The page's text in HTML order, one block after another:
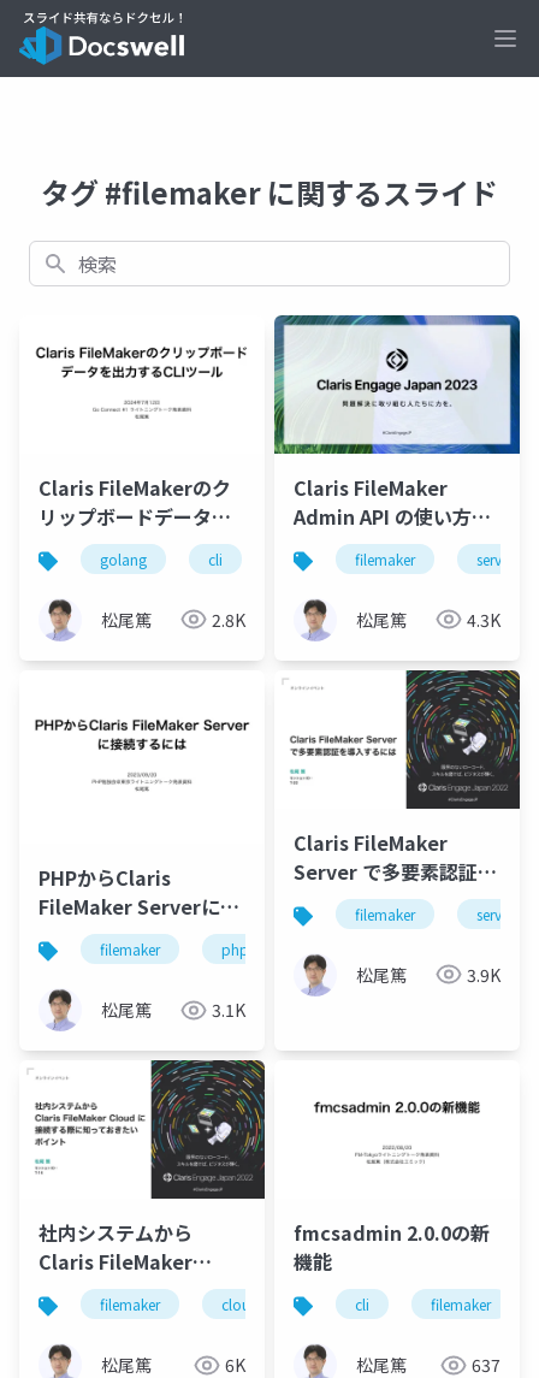
タグ #filemaker に関するスライド
検索
Claris FileMakerのク
リップボードデータを
出力するCLIツール
golang cli filemaker clipboard
松尾篤 2.8K
Claris FileMaker
Admin API の使い方と
最新情報filemaker server
松尾篤 4.3K
PHPからClaris
FileMaker Serverに接
続するには
filemaker php
松尾篤 3.1K
Claris FileMaker
Server で多要素認証を
導入するには
filemaker server
松尾篤 3.9K
社内システムから
Claris FileMaker
Cloud に接続する際に
知っておきたいポイン
ト
filemaker cloud
松尾篤 6K
fmcsadmin 2.0.0の新
機能
cli filemaker
松尾篤 637